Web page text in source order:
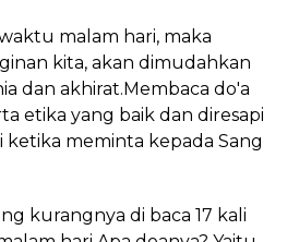
malam hari, maka
kita, akan dimudahkan
dan akhirat.Membaca do'a
etika yang baik dan diresapi
ketika meminta kepada Sang
kurangnya di baca 17 kali